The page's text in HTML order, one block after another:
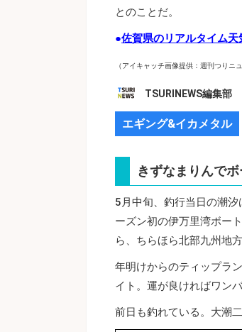
とのことだ。
●佐賀県のリアルタイム天
（アイキャッチ画像提供：週刊つりニ
TSURINEWS編集部
エギング&イカメタル
きずなまりんで
5月中旬、釣行当日の潮
ーズン初の伊万里湾ボー
ら、ちらほら北部九州地
年明けからのティップラ
イト。運が良ければワン
前日も釣れている。大潮